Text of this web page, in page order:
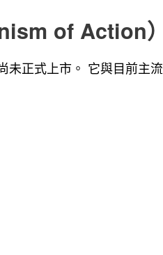
of Action）
正式上市。 它與目前主